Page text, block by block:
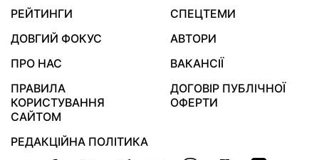
РЕЙТИНГИ
СПЕЦТЕМИ
ДОВГИЙ ФОКУС
АВТОРИ
ПРО НАС
ВАКАНСІЇ
ПРАВИЛА
КОРИСТУВАННЯ
САЙТОМ
ДОГОВІР ПУБЛІЧНОЇ
ОФЕРТИ
РЕДАКЦІЙНА ПОЛІТИКА